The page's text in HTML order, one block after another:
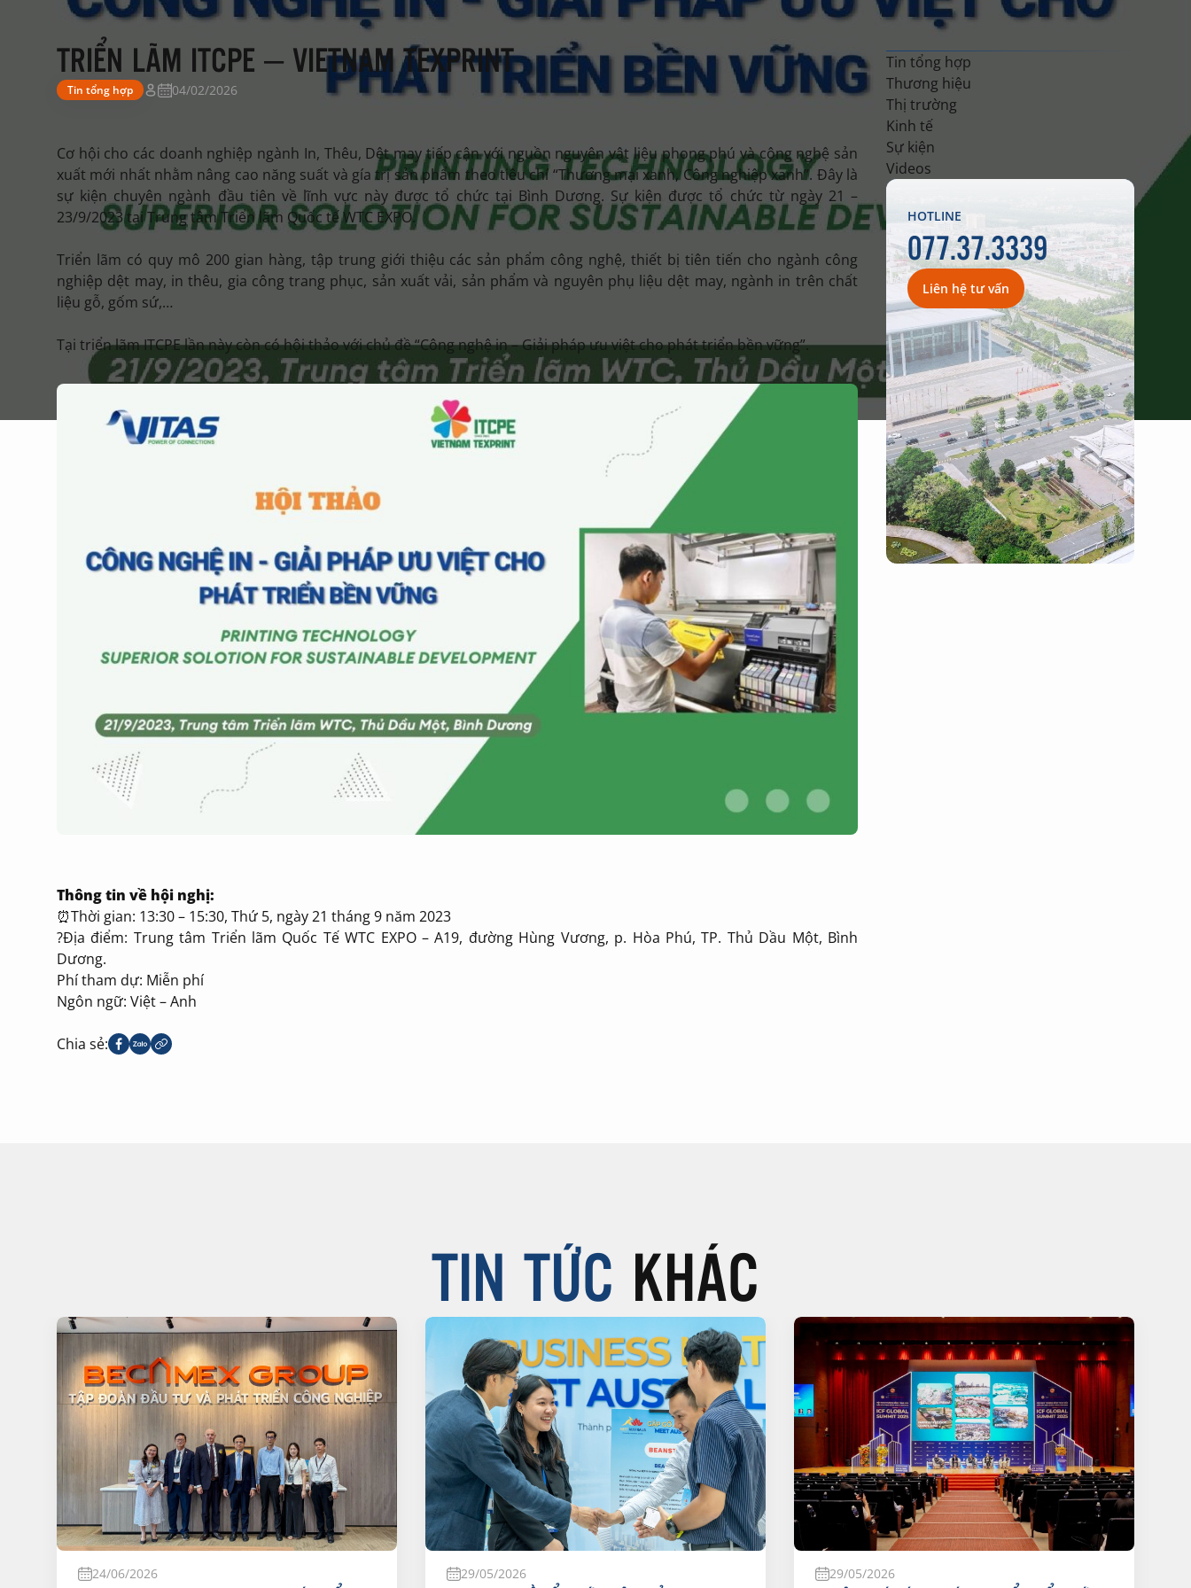
TRIỂN LÃM ITCPE – VIETNAM TEXPRINT
Tin tổng hợp 04/02/2026
Cơ hội cho các doanh nghiệp ngành In, Thêu, Dệt may tiếp cận với nguồn nguyên vật liệu phong phú và công nghệ sản
xuất mới nhất nhằm nâng cao năng suất và gía trị sản phẩm theo tiêu chí “Thương mại xanh, Công nghiệp xanh”. Đây là
sự kiện chuyên ngành đầu tiên về lĩnh vực này được tổ chức tại Bình Dương. Sự kiện được tổ chức từ ngày 21 –
23/9/2023 tại Trung tâm Triển lãm Quốc tế WTC EXPO.
Triển lãm có quy mô 200 gian hàng, tập trung giới thiệu các sản phẩm công nghệ, thiết bị tiên tiến cho ngành công
nghiệp dệt may, in thêu, gia công trang phục, sản xuất vải, sản phẩm và nguyên phụ liệu dệt may, ngành in trên chất
liệu gỗ, gốm sứ,…
Tại triển lãm ITCPE lần này còn có hội thảo với chủ đề “Công nghệ in – Giải pháp ưu việt cho phát triển bền vững”.
Thông tin về hội nghị:
⏰Thời gian: 13:30 – 15:30, Thứ 5, ngày 21 tháng 9 năm 2023
?Địa điểm: Trung tâm Triển lãm Quốc Tế WTC EXPO – A19, đường Hùng Vương, p. Hòa Phú, TP. Thủ Dầu Một, Bình
Dương.
Phí tham dự: Miễn phí
Ngôn ngữ: Việt – Anh
Chia sẻ:
Tin tổng hợp
Thương hiệu
Thị trường
Kinh tế
Sự kiện
Videos
HOTLINE
077.37.3339
Liên hệ tư vấn
TIN TỨC KHÁC
24/06/2026 29/05/2026 29/05/2026